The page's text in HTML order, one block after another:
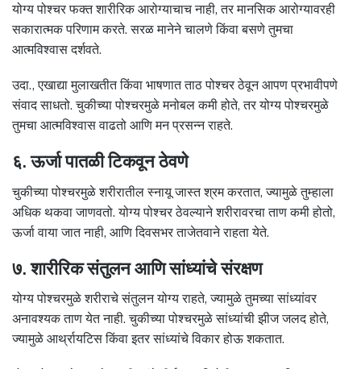
योग्य पोश्चर फक्त शारीरिक आरोग्याचाच नाही, तर मानसिक आरोग्यावरही
सकारात्मक परिणाम करते. सरळ मानेने चालणे किंवा बसणे तुमचा
आत्मविश्वास दर्शवते.
उदा., एखाद्या मुलाखतीत किंवा भाषणात ताठ पोश्चर ठेवून आपण प्रभावीपणे
संवाद साधतो. चुकीच्या पोश्चरमुळे मनोबल कमी होते, तर योग्य पोश्चरमुळे
तुमचा आत्मविश्वास वाढतो आणि मन प्रसन्न राहते.
६. ऊर्जा पातळी टिकवून ठेवणे
चुकीच्या पोश्चरमुळे शरीरातील स्नायू जास्त श्रम करतात, ज्यामुळे तुम्हाला
अधिक थकवा जाणवतो. योग्य पोश्चर ठेवल्याने शरीरावरचा ताण कमी होतो,
ऊर्जा वाया जात नाही, आणि दिवसभर ताजेतवाने राहता येते.
७. शारीरिक संतुलन आणि सांध्यांचे संरक्षण
योग्य पोश्चरमुळे शरीराचे संतुलन योग्य राहते, ज्यामुळे तुमच्या सांध्यांवर
अनावश्यक ताण येत नाही. चुकीच्या पोश्चरमुळे सांध्यांची झीज जलद होते,
ज्यामुळे आर्थ्रायटिस किंवा इतर सांध्यांचे विकार होऊ शकतात.